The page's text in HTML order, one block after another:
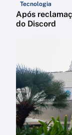
Tecnologia
Após
do Discord